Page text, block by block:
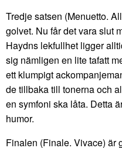
Tredje satsen (Menuetto.
golvet. Nu får det vara slut
Haydns lekfullhet ligger
sig nämligen en lite tafatt
ett klumpigt
de tillbaka till tonerna och
en symfoni ska låta. Detta
humor.
Finalen (Finale. Vivace) är